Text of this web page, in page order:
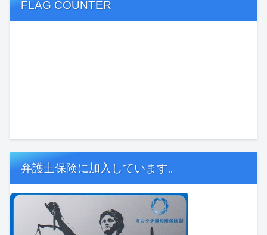
FLAG COUNTER
弁護士保険に加入しています。